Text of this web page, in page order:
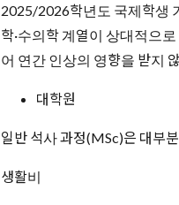
2025/2026학년도 국제학생
학·수의학 계열이 상대적으
어 연간 인상의 영향을 받지
대학원
일반 석사 과정(MSc)은 대부
생활비